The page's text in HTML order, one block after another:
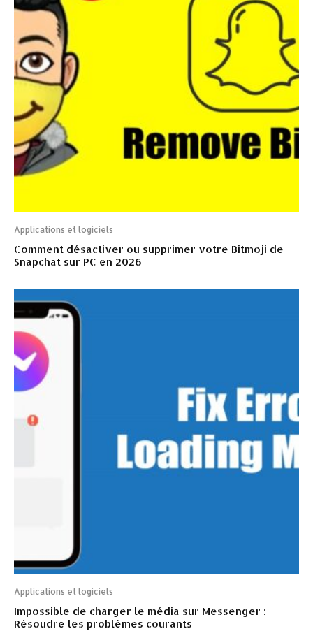
Applications et logiciels
Comment désactiver ou supprimer votre Bitmoji de
Snapchat sur PC en 2026
Applications et logiciels
Impossible de charger le média sur Messenger :
Résoudre les problèmes courants